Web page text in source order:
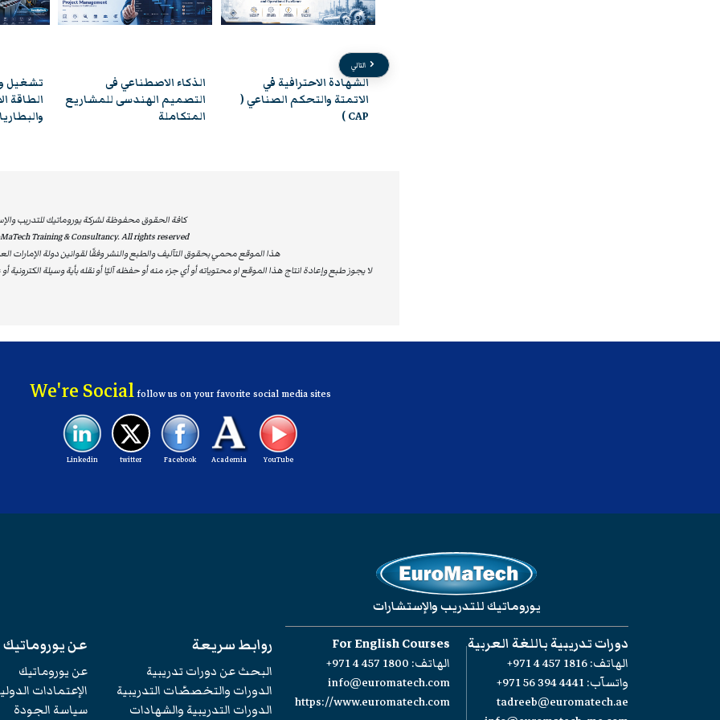
Provider (RTP) with the World Partners in Asset
Management globally. Attendance on
participants to pursue the CAMA Certification
in Asset Management (WPiAM) – please visit
الذكاء الاصطناعي فى
التصميم الهندسى للمشاريع
المتكاملة
تشغيل وصيانة أنظمة
الطاقة الاحتياطية UPS
والبطاريات للمنشآت
الصيانة
المتقدم
التالي
كافة الحقوق محفوظة لشركة يوروماتيك للتدريب
Training & Consultancy. All rights reserved
هذا الموقع محمي بحقوق التآليف والطبع والنشر وفقًا لقوانين دولة الإمارات
لا يجوز طبع وإعادة انتاج هذا الموقع او محتوياته أو أي جزء منه أو حفظه آليًا أو نقله بأية وسيلة الكترونية
We're Socialfollow us on your favorite social media sites
YouTube
Academia
Facebook
twitter
Linkedin
يوروماتيك للتدريب والإستشارات
دورات تدريبية باللغة العربية
الهاتف:+971 4 457 1816
واتسآب:+971 56 394 4441
tadreeb@euromatech.ae
For English Courses
الهاتف: +971 4 457 1800
info@euromatech.com
https://www.euromatech.com
روابط سريعة
البحث عن دورات تدريبية
الدورات والتخصصّات التدريبية
الدورات التدريبية والشهادات
عن يوروماتيك
عن يوروماتيك
الإعتمادات
سياسة الجودة